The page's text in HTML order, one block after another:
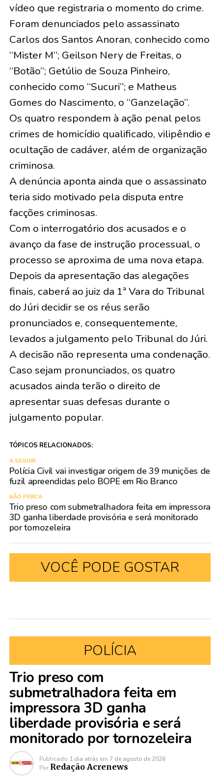
vídeo que registraria o momento do crime.
Foram denunciados pelo assassinato
Carlos dos Santos Anoran, conhecido como
“Mister M”; Geilson Nery de Freitas, o
“Botão”; Getúlio de Souza Pinheiro,
conhecido como “Sucuri”; e Matheus
Gomes do Nascimento, o “Ganzelação”.
Os quatro respondem à ação penal pelos
crimes de homicídio qualificado, vilipêndio e
ocultação de cadáver, além de organização
criminosa.
A denúncia aponta ainda que o assassinato
teria sido motivado pela disputa entre
facções criminosas.
Com o interrogatório dos acusados e o
avanço da fase de instrução processual, o
processo se aproxima de uma nova etapa.
Depois da apresentação das alegações
finais, caberá ao juiz da 1ª Vara do Tribunal
do Júri decidir se os réus serão
pronunciados e, consequentemente,
levados a julgamento pelo Tribunal do Júri.
A decisão não representa uma condenação.
Caso sejam pronunciados, os quatro
acusados ainda terão o direito de
apresentar suas defesas durante o
julgamento popular.
TÓPICOS RELACIONADOS:
A SEGUIR
Polícia Civil vai investigar origem de 39 munições de
fuzil apreendidas pelo BOPE em Rio Branco
NÃO PERCA
Trio preso com submetralhadora feita em impressora
3D ganha liberdade provisória e será monitorado
por tornozeleira
VOCÊ PODE GOSTAR
POLÍCIA
Trio preso com
submetralhadora feita em
impressora 3D ganha
liberdade provisória e será
monitorado por tornozeleira
Publicado 1 dia atrás em 7 de agosto de 2026
Por Redação Acrenews